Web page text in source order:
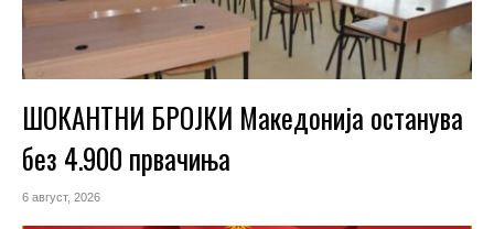
ШОКАНТНИ БРОЈКИ Македонија останува
без 4.900 првачиња
6 август, 2026